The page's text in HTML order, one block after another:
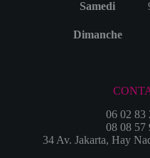
Samedi
Dimanche
06 02 83
08 08 57
34 Av. Jakarta, Hay